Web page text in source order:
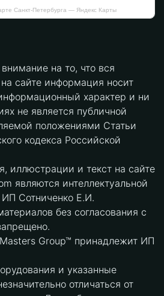
Санкт‑Петербурга — Яндекс Карты
на то, что вся
сайте информация носит
характер и ни
не является публичной
положениями Статьи
кодекса Российской
иллюстрации и текст на сайте
являются интеллектуальной
ИП Сотниченко Е.И.
без согласования с
Group™ принадлежит ИП
и указанные
отличаться от